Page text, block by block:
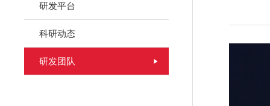
研发平台
科研动态
研发团队